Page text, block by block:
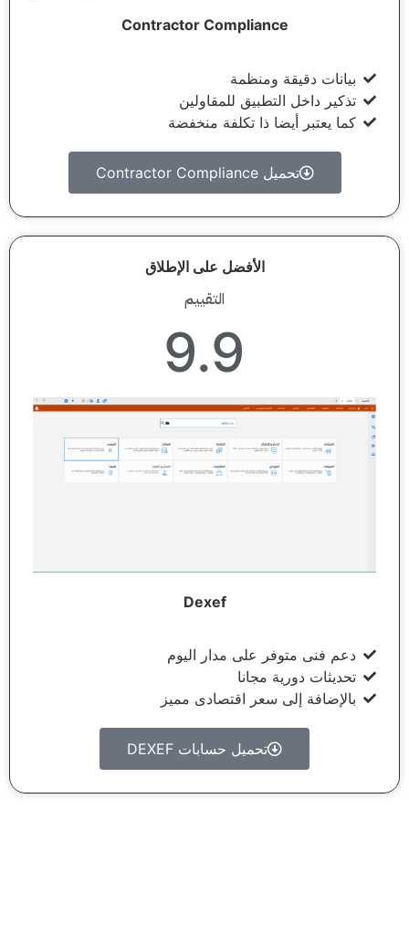
Contractor Compliance
بيانات دقيقة ومنظمة
تذكير داخل التطبيق للمقاولين
كما يعتبر أيضا ذا تكلفة منخفضة
تحميل Contractor Compliance
الأفضل على الإطلاق
التقييم
9.9
Dexef
دعم فنى متوفر على مدار اليوم
تحديثات دورية مجانا
بالإضافة إلى سعر اقتصادى مميز
تحميل حسابات DEXEF